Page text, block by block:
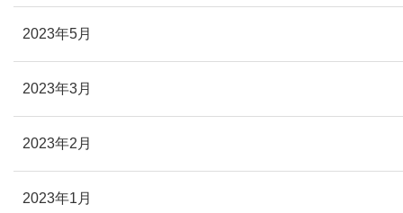
2023年5月
2023年3月
2023年2月
2023年1月